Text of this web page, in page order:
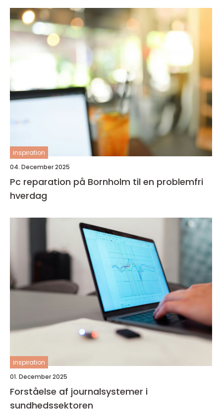
inspiration
04. December 2025
Pc reparation på Bornholm til en problemfri
hverdag
inspiration
01. December 2025
Forståelse af journalsystemer i
sundhedssektoren